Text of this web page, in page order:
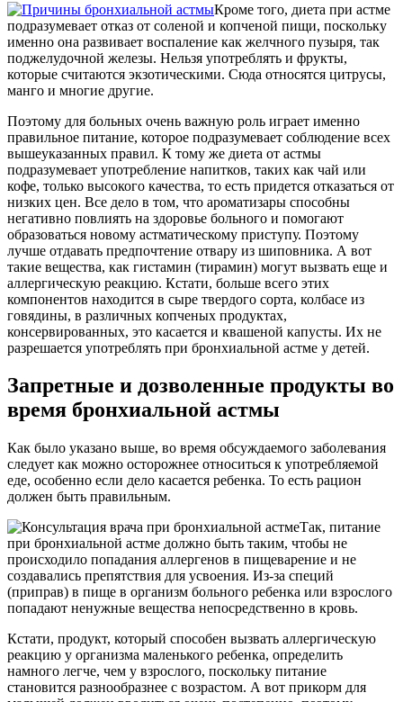
Кроме того, диета при астме
подразумевает отказ от соленой и копченой пищи, поскольку
именно она развивает воспаление как желчного пузыря, так
поджелудочной железы. Нельзя употреблять и фрукты,
которые считаются экзотическими. Сюда относятся цитрусы,
манго и многие другие.
Поэтому для больных очень важную роль играет именно
правильное питание, которое подразумевает соблюдение всех
вышеуказанных правил. К тому же диета от астмы
подразумевает употребление напитков, таких как чай или
кофе, только высокого качества, то есть придется отказаться от
низких цен. Все дело в том, что ароматизары способны
негативно повлиять на здоровье больного и помогают
образоваться новому астматическому приступу. Поэтому
лучше отдавать предпочтение отвару из шиповника. А вот
такие вещества, как гистамин (тирамин) могут вызвать еще и
аллергическую реакцию. Кстати, больше всего этих
компонентов находится в сыре твердого сорта, колбасе из
говядины, в различных копченых продуктах,
консервированных, это касается и квашеной капусты. Их не
разрешается употреблять при бронхиальной астме у детей.
Запретные и дозволенные продукты во
время бронхиальной астмы
Как было указано выше, во время обсуждаемого заболевания
следует как можно осторожнее относиться к употребляемой
еде, особенно если дело касается ребенка. То есть рацион
должен быть правильным.
Так, питание
при бронхиальной астме должно быть таким, чтобы не
происходило попадания аллергенов в пищеварение и не
создавались препятствия для усвоения. Из-за специй
(приправ) в пище в организм больного ребенка или взрослого
попадают ненужные вещества непосредственно в кровь.
Кстати, продукт, который способен вызвать аллергическую
реакцию у организма маленького ребенка, определить
намного легче, чем у взрослого, поскольку питание
становится разнообразнее с возрастом. А вот прикорм для